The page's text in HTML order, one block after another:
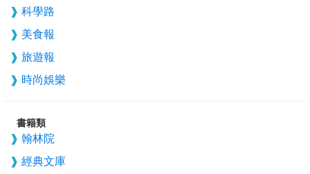
科學路
美食報
旅遊報
時尚娛樂
書籍類
翰林院
經典文庫